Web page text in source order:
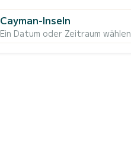
Cayman-Inseln
Ein Datum oder Zeitraum wählen